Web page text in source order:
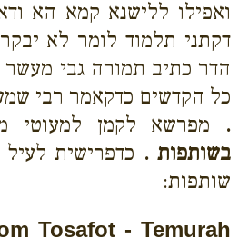
ואפילו ללישנא קמא הא
דקתני תלמוד לומר לא
הדר כתיב תמורה גבי
כל הקדשים כדקאמר רבי
. מפרשא לקמן למעוטי
בשותפות . כדפרישית
שותפות:
Tosafot - Temurah